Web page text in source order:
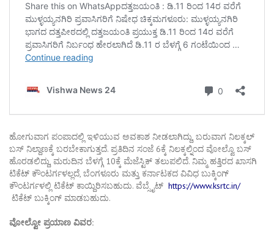
ಹೋಗುವಾಗ ಪಂಪಾದಲ್ಲಿ ಇಳಿಯುವ ಅವಕಾಶ ನೀಡಲಾಗಿದ್ದು, ಬರುವಾಗ ನಿಲಕ್ಕಲ್
ಬಸ್ ನಿಲ್ದಾಣಕ್ಕೆ ಬರಬೇಕಾಗುತ್ತದೆ. ಪ್ರತಿದಿನ ಸಂಜೆ 6ಕ್ಕೆ ನಿಲಕ್ಕಲ್ನಿಂದ ವೋಲ್ವೊ ಬಸ್
ಹೊರಡಲಿದ್ದು, ಮರುದಿನ ಬೆಳಗ್ಗೆ 10ಕ್ಕೆ ಮೆಜೆಸ್ಟಿಕ್ ತಲುಪಲಿದೆ. ನಿಮ್ಮ ಹತ್ತಿರದ ಖಾಸಗಿ
ಟಿಕೆಟ್ ಕೌಂಟರ್ಗಳಲ್ಲದೆ, ಬೆಂಗಳೂರು ಮತ್ತು ಕರ್ನಾಟಕದ ವಿವಿಧ ಬುಕ್ಕಿಂಗ್
ಕೌಂಟರ್ಗಳಲ್ಲಿ ಟಿಕೆಟ್ ಕಾಯ್ದಿರಿಸಬಹುದು. ವೆಬ್ಸೈಟ್ https://www.ksrtc.in/
ಟಿಕೆಟ್ ಬುಕ್ಕಿಂಗ್ ಮಾಡಬಹುದು.
ವೋಲ್ವೋ ಪ್ರಯಾಣ ವಿವರ: